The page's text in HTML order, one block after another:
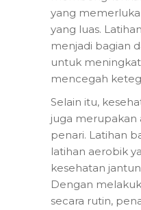
yang
yang luas.
menjadi bagian
untuk
mencegah
Selain itu,
juga merupakan
penari. Latihan
latihan aerobik
kesehatan
Dengan
secara rutin,